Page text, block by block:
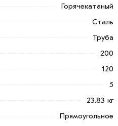
в Москве и области.
с Вами для согласования
всем стандартам
обязательно).
Горячекатаный
Сталь
Труба
200
120
5
23.83 кг
Прямоугольное